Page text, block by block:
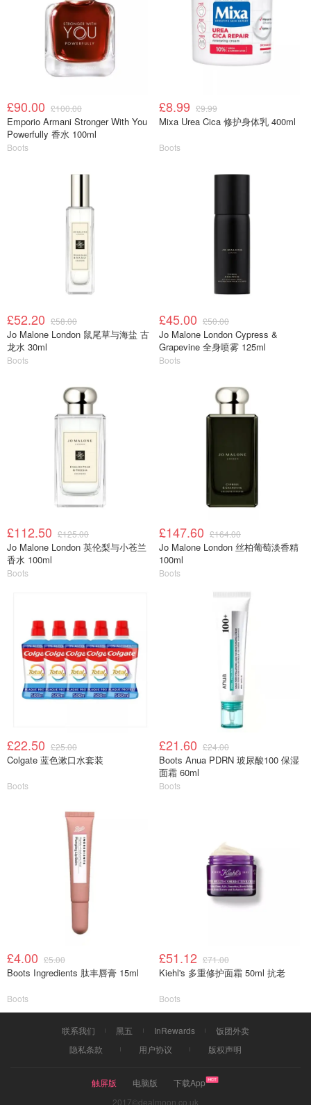
£90.00 £100.00
Emporio Armani Stronger With You
Powerfully 香水 100ml
Boots
£8.99 £9.99
Mixa Urea Cica 修护身体乳 400ml
Boots
£52.20 £58.00
Jo Malone London 鼠尾草与海盐 古
龙水 30ml
Boots
£45.00 £50.00
Jo Malone London Cypress &
Grapevine 全身喷雾 125ml
Boots
£112.50 £125.00
Jo Malone London 英伦梨与小苍兰
香水 100ml
Boots
£147.60 £164.00
Jo Malone London 丝柏葡萄淡香精
100ml
Boots
£22.50 £25.00
Colgate 蓝色漱口水套装
Boots
£21.60 £24.00
Boots Anua PDRN 玻尿酸100 保湿
面霜 60ml
Boots
£4.00 £5.00
Boots Ingredients 肽丰唇膏 15ml
Boots
£51.12 £71.00
Kiehl's 多重修护面霜 50ml 抗老
Boots
联系我们 黑五 InRewards
饭团外卖
隐私条款
用户协议 版权声明
触屏版 电脑版
下载App
2017©dealmoon.co.uk